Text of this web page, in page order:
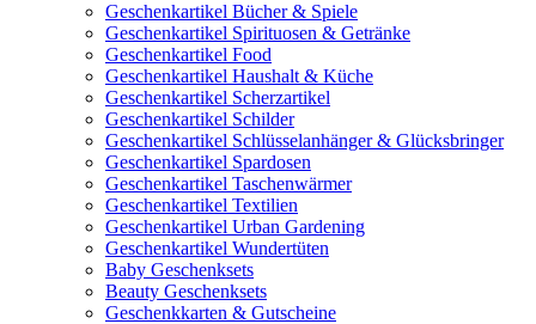
Geschenkartikel Bücher & Spiele
Geschenkartikel Spirituosen & Getränke
Geschenkartikel Food
Geschenkartikel Haushalt & Küche
Geschenkartikel Scherzartikel
Geschenkartikel Schilder
Geschenkartikel Schlüsselanhänger & Glücksbringer
Geschenkartikel Spardosen
Geschenkartikel Taschenwärmer
Geschenkartikel Textilien
Geschenkartikel Urban Gardening
Geschenkartikel Wundertüten
Baby Geschenksets
Beauty Geschenksets
Geschenkkarten & Gutscheine